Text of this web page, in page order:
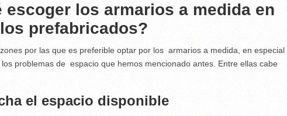
escoger los armarios a medida en
prefabricados?
por las que es preferible optar por los armarios a medida, en especial
problemas de espacio que hemos mencionado antes. Entre ellas cabe
el espacio disponible